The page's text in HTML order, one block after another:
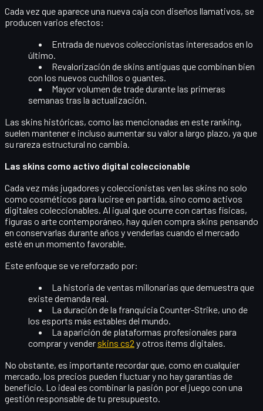
Cada vez que aparece una nueva caja con diseños llamativos, se
producen varios efectos:
Entrada de nuevos coleccionistas interesados en lo
último.
Revalorización de skins antiguas que combinan bien
con los nuevos cuchillos o guantes.
Mayor volumen de tradedurante las primeras
semanas tras la actualización.
Las skins históricas, como las mencionadas en este ranking,
suelen mantener e incluso aumentar su valor a largo plazo, ya que
su rareza estructural no cambia.
Las skins como activo digital coleccionable
Cada vez más jugadores y coleccionistas ven las skins no solo
como cosméticos para lucirse en partida, sino como activos
digitales coleccionables. Al igual que ocurre con cartas físicas,
figuras o arte contemporáneo, hay quien compra skins pensando
en conservarlas durante años y venderlas cuando el mercado
esté en un momento favorable.
Este enfoque se ve reforzado por:
La historia de ventas millonarias que demuestra que
existe demanda real.
La duración de la franquicia Counter-Strike, uno de
los esports más estables del mundo.
La aparición de plataformas profesionales para
comprar y vender skins cs2 y otros ítems digitales.
No obstante, es importante recordar que, como en cualquier
mercado, los precios pueden fluctuar y no hay garantías de
beneficio. Lo ideal es combinar la pasión por el juego con una
gestión responsable de tu presupuesto.